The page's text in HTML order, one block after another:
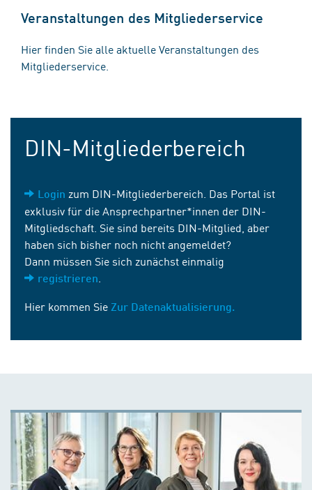
Veranstaltungen des Mitgliederservice
Hier finden Sie alle aktuelle Veranstaltungen des
Mitgliederservice.
DIN-Mitgliederbereich
Login zum DIN-Mitgliederbereich. Das Portal ist
exklusiv für die Ansprechpartner*innen der DIN-
Mitgliedschaft. Sie sind bereits DIN-Mitglied, aber
haben sich bisher noch nicht angemeldet?
Dann müssen Sie sich zunächst einmalig
registrieren
Hier kommen Sie Zur Datenaktualisierung.